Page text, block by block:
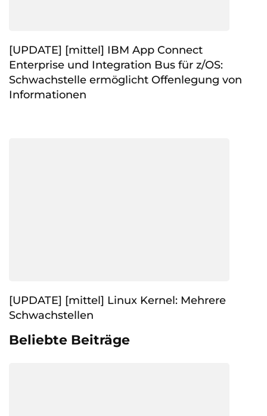
[UPDATE] [mittel] IBM App Connect
Enterprise und Integration Bus für z/OS:
Schwachstelle ermöglicht Offenlegung von
Informationen
[UPDATE] [mittel] Linux Kernel: Mehrere
Schwachstellen
Beliebte Beiträge